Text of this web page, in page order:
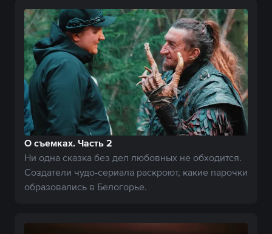
О съемках. Часть 2
Ни одна сказка без дел любовных не обходится.
Создатели чудо-сериала раскроют, какие парочки
образовались в Белогорье.